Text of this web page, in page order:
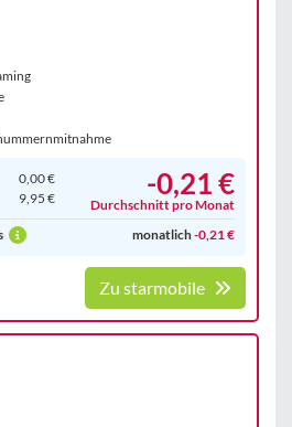
0,00 €
9,95 € -0,21 €
Durchschnitt pro Monat
monatlich-0,21 €
Zu starmobile